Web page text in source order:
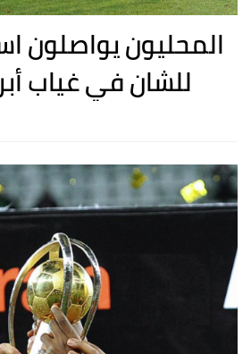
المحليون يواصلون
للشان في غياب